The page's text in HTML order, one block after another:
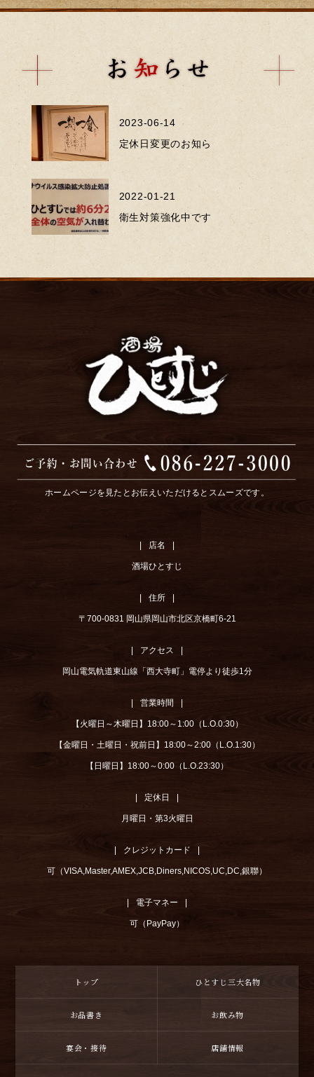
2023-06-14
定休日変更のお知ら
2022-01-21
衛生対策強化中です
ホームページを見たとお伝えいただけるとスムーズです。
店名
酒場ひとすじ
住所
〒700-0831 岡山県岡山市北区京橋町6-21
アクセス
岡山電気軌道東山線「西大寺町」電停より徒歩1分
営業時間
【火曜日～木曜日】18:00～1:00（L.O.0:30）
【金曜日・土曜日・祝前日】18:00～2:00（L.O.1:30）
【日曜日】18:00～0:00（L.O.23:30）
定休日
月曜日・第3火曜日
クレジットカード
可（VISA,Master,AMEX,JCB,Diners,NICOS,UC,DC,銀聯）
電子マネー
可（PayPay）
トップ ひとすじ三大名物
お品書き お飲み物
宴会・接待 店舗情報